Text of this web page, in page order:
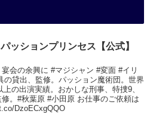
ッションプリンセス【公式】
会の余興に #マジシャン #変面 #イリ
の貸出、監修。パッション魔術団。世界
の出演実績。おかしな刑事、特捜9、
。#秋葉原 #小田原 お仕事のご依頼は
DzoECxgQQO